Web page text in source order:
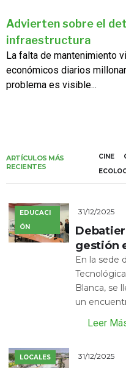
Advierten sobre el
infraestructura
La falta de mantenimiento
económicos diarios
problema es visible...
ARTÍCULOS MÁS
RECIENTES
CINE
EDUCACI
ÓN
31/12/2025
gestión
En la sede
Blanca, se
un
Leer
LOCALES 31/12/2025